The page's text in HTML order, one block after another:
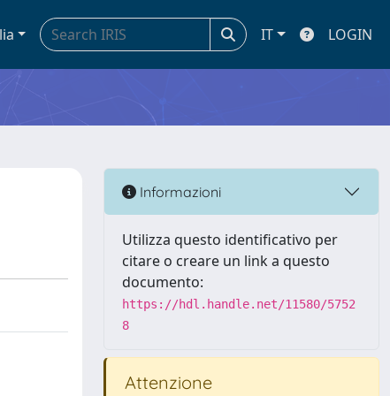
IT LOGIN
Informazioni
Utilizza questo identificativo per
citare o creare un link a questo
documento:
https://hdl.handle.net/11580/5752
8
Attenzione